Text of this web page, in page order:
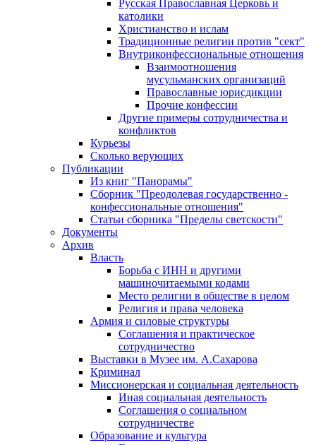
Русская Православная Церковь и
католики
Христианство и ислам
Традиционные религии против "сект"
Внутриконфессиональные отношения
Взаимоотношения
мусульманских организаций
Православные юрисдикции
Прочие конфессии
Другие примеры сотрудничества и
конфликтов
Курьезы
Сколько верующих
Публикации
Из книг "Панорамы"
Сборник "Преодолевая государственно -
конфессиональные отношения"
Статьи сборника "Пределы светскости"
Документы
Архив
Власть
Борьба с ИНН и другими
машиночитаемыми кодами
Место религии в обществе в целом
Религия и права человека
Армия и силовые структуры
Соглашения и практическое
сотрудничество
Выставки в Музее им. А.Сахарова
Криминал
Миссионерская и социальная деятельность
Иная социальная деятельность
Соглашения о социальном
сотрудничестве
Образование и культура